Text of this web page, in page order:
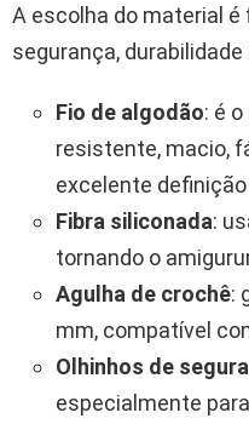
A escolha do material
segurança,
Fio de algodão: é
resistente, macio,
excelente
Fibra siliconada:
tornando o
Agulha de crochê:
mm, compatível
Olhinhos de
especialmente